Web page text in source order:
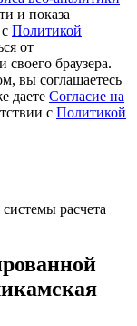
и показа
Политикой
от
браузера.
вы соглашаетесь
даете Cогласие на
с Политикой
расчета